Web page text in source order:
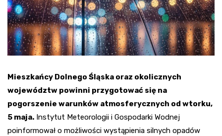
Mieszkańcy Dolnego Śląska oraz okolicznych
województw powinni przygotować się na
pogorszenie warunków atmosferycznych od wtorku,
5 maja. Instytut Meteorologii i Gospodarki Wodnej
poinformował o możliwości wystąpienia silnych opadów